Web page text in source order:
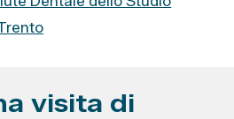
visita di